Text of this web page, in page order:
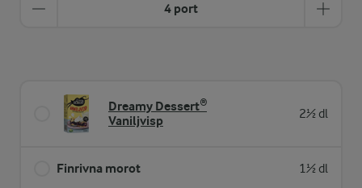
4 port
Dreamy Dessert®
Vaniljvisp
2½ dl
Finrivna morot 1½ dl